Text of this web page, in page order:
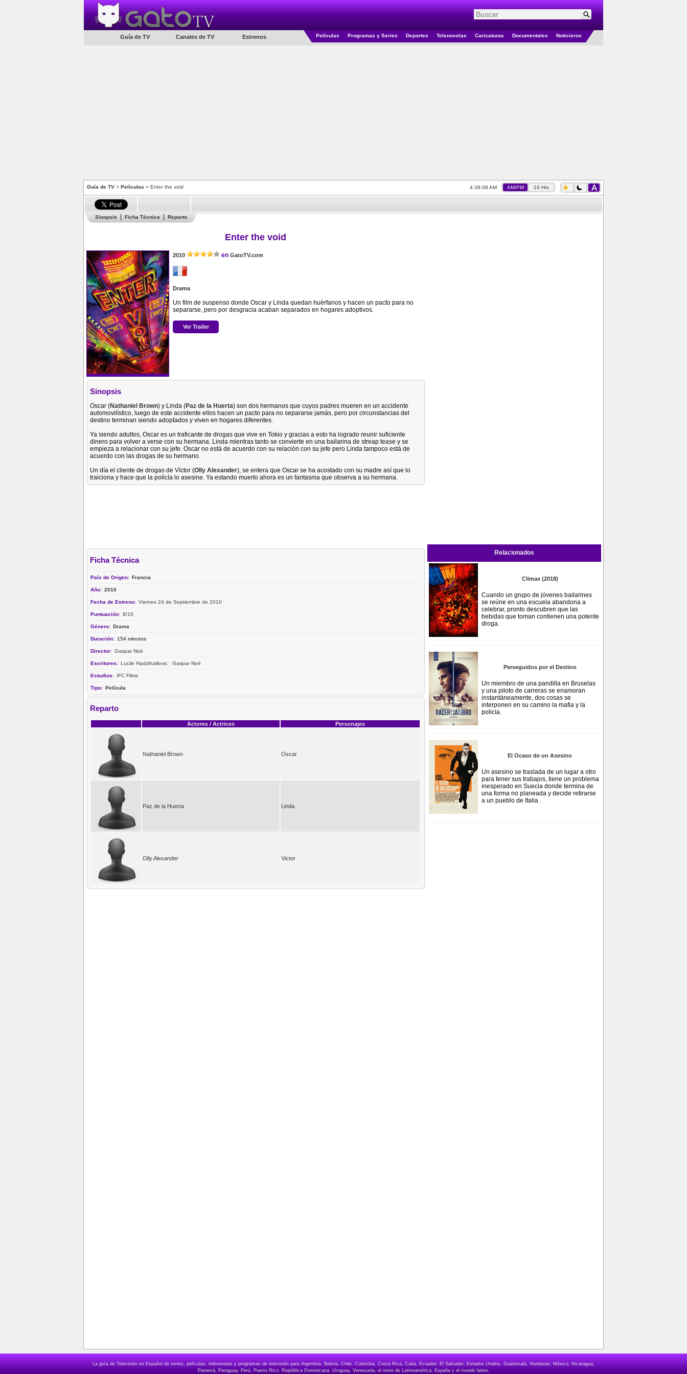
Guía de TV Canales de TV Estrenos Películas Programas y Series Deportes Telenovelas Caricaturas Documentales Noticieros
Guía de TV > Películas > Enter the void 4:39:09 AM AM/PM 24 Hrs
Sinopsis Ficha Técnica Reparto
Enter the void
2010 en GatoTV.com
Drama
Un film de suspenso donde Oscar y Linda quedan huérfanos y hacen un pacto para no
separarse, pero por desgracia acaban separados en hogares adoptivos.
Ver Trailer
Sinopsis
Oscar (Nathaniel Brown) y Linda (Paz de la Huerta) son dos hermanos que cuyos padres mueren en un accidente
automovilístico, luego de este accidente ellos hacen un pacto para no separarse jamás, pero por circunstancias del
destino terminan siendo adoptados y viven en hogares diferentes.
Ya siendo adultos, Oscar es un traficante de drogas que vive en Tokio y gracias a esto ha logrado reunir suficiente
dinero para volver a verse con su hermana. Linda mientras tanto se convierte en una bailarina de streap tease y se
empieza a relacionar con su jefe. Oscar no está de acuerdo con su relación con su jefe pero Linda tampoco está de
acuerdo con las drogas de su hermano.
Un día el cliente de drogas de Víctor (Olly Alexander), se entera que Oscar se ha acostado con su madre así que lo
traiciona y hace que la policía lo asesine. Ya estando muerto ahora es un fantasma que observa a su hermana.
Ficha Técnica
País de Origen: Francia
Año: 2010
Fecha de Estreno: Viernes 24 de Septiembre de 2010
Puntuación: 8/10
Género: Drama
Duración: 154 minutos
Director: Gaspar Noé
Escritores: Lucile Hadzihalilovic | Gaspar Noé
Estudios: IFC Films
Tipo: Película
Reparto
Actores / Actrices Personajes
Nathaniel Brown Oscar
Paz de la Huerta Linda
Olly Alexander Victor
Relacionados
Climax (2018)
Cuando un grupo de jóvenes bailarines
se reúne en una escuela abandona a
celebrar, pronto descubren que las
bebidas que toman contienen una potente
droga.
Perseguidos por el Destino
Un miembro de una pandilla en Bruselas
y una piloto de carreras se enamoran
instantáneamente, dos cosas se
interponen en su camino la mafia y la
policía.
El Ocaso de un Asesino
Un asesino se traslada de un lugar a otro
para tener sus trabajos, tiene un problema
inesperado en Suecia donde termina de
una forma no planeada y decide retirarse
a un pueblo de Italia.
La guía de Televisión en Español de series, películas, telenovelas y programas de televisión para Argentina, Bolivia, Chile, Colombia, Costa Rica, Cuba, Ecuador, El Salvador, Estados Unidos, Guatemala, Honduras, México, Nicaragua,
Panamá, Paraguay, Perú, Puerto Rico, República Dominicana, Uruguay, Venezuela, el resto de Latinoamérica, España y el mundo latino.